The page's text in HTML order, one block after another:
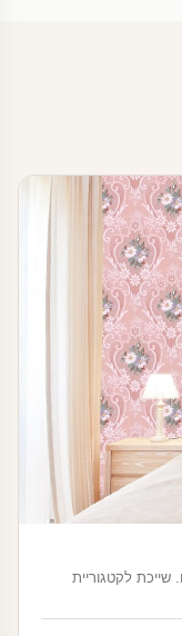
שייכת לקטגוריית